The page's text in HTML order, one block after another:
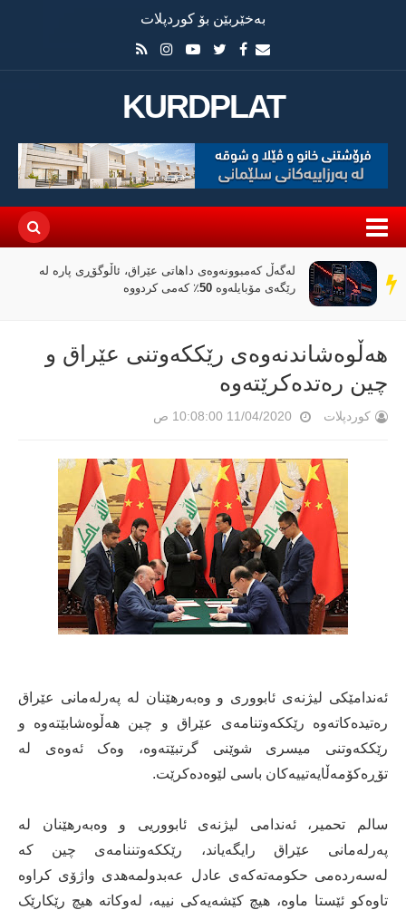
بەخێربێن بۆ کوردپلات
KURDPLAT
سەر
دێڕ
لەگەڵ کەمبوونەوەی داهاتی عێراق، ئاڵوگۆڕی پارە لە
رێگەی مۆبایلەوە 50٪ کەمی کردووە
هەڵوەشاندنەوەی رێککەوتنی عێراق و
چین رەتدەکرێتەوە
کوردپلات 11/04/2020 10:08:00 ص
ئەندامێکی لیژنەی ئابووری و وەبەرهێنان لە پەرلەمانی عێراق
رەتیدەکاتەوە رێککەوتنامەی عێراق و چین هەڵوەشابێتەوە و
رێککەوتنی میسری شوێنی گرتبێتەوە، وەک ئەوەی لە
تۆڕەکۆمەڵایەتییەکان باسی لێوەدەکرێت.
سالم تحمیر، ئەندامی لیژنەی ئابووریی و وەبەرهێنان لە
پەرلەمانی عێراق رایگەیاند، رێککەوتننامەی چین کە
لەسەردەمی حکومەتەکەی عادل عەبدولمەهدی واژۆی کراوە
تاوەکو ئێستا ماوە، هیچ کێشەیەکی نییە، لەوکاتە هیچ رێکارێک